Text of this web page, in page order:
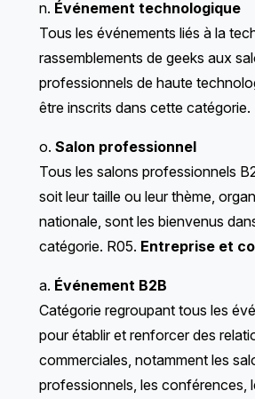
n. Événement technologique
Tous les événements liés à la
rassemblements de geeks aux
professionnels de haute
être inscrits dans cette catégorie.
o. Salon professionnel
Tous les salons professionnels
soit leur taille ou leur thème,
nationale, sont les bienvenus
catégorie. R05. Entreprise et
a. Événement B2B
Catégorie regroupant tous les
pour établir et renforcer des
commerciales, notamment les
professionnels, les conférences,